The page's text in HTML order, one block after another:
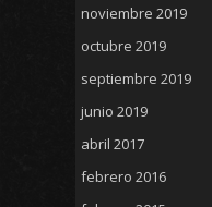
noviembre 2019
octubre 2019
septiembre 2019
junio 2019
abril 2017
febrero 2016